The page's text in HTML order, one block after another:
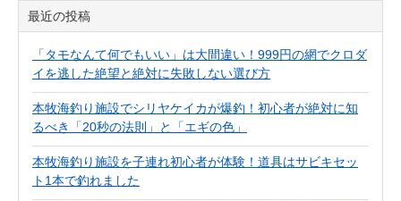
最近の投稿
「タモなんて何でもいい」は大間違い！999円の網でクロダ
イを逃した絶望と絶対に失敗しない選び方
本牧海釣り施設でシリヤケイカが爆釣！初心者が絶対に知
るべき「20秒の法則」と「エギの色」
本牧海釣り施設を子連れ初心者が体験！道具はサビキセッ
ト1本で釣れました